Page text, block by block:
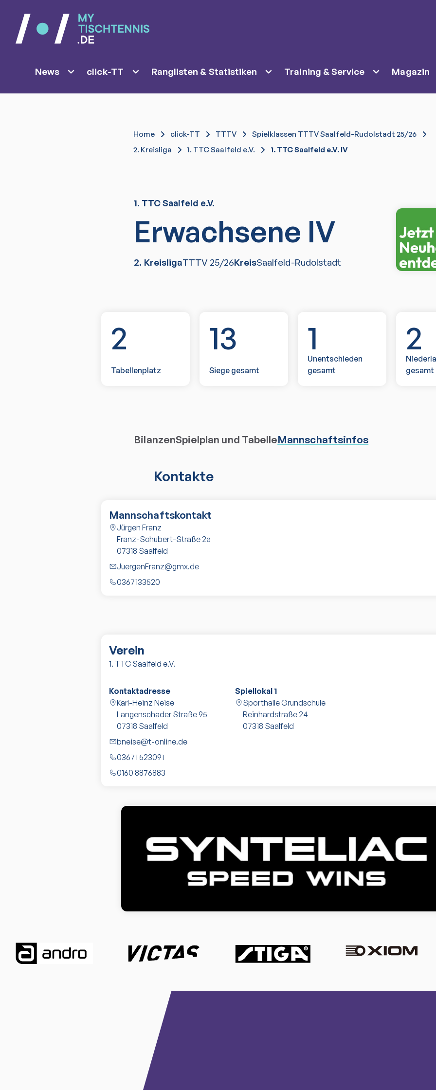
News click-TT Ranglisten & Statistiken Training & Service Magazin
Home click-TT TTTV
Spielklassen TTTV Saalfeld-Rudolstadt 25/26
2. Kreisliga
1. TTC Saalfeld e.V. 1. TTC Saalfeld e.V. IV
1. TTC Saalfeld e.V.
Erwachsene IV
2. KreisligaTTTV 25/26KreisSaalfeld-Rudolstadt
2
Tabellenplatz
13
Siege gesamt
1
Unentschieden
gesamt
2
gesamt
BilanzenSpielplan und TabelleMannschaftsinfos
Kontakte
Mannschaftskontakt
Jürgen Franz
Franz-Schubert-Straße 2a
07318 Saalfeld
JuergenFranz@gmx.de
0367133520
Verein
1. TTC Saalfeld e.V.
Kontaktadresse
Karl-Heinz Neise
Langenschader Straße 95
07318 Saalfeld
bneise@t-online.de
03671 523091
0160 8876883
Spiellokal 1
Sporthalle Grundschule
Reinhardstraße 24
07318 Saalfeld